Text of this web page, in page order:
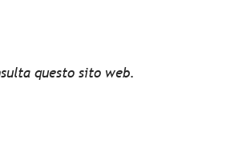
questo sito web.